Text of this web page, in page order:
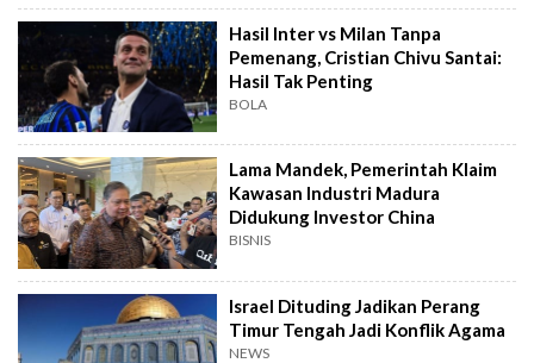
Hasil Inter vs Milan Tanpa
Pemenang, Cristian Chivu Santai:
Hasil Tak Penting
BOLA
Lama Mandek, Pemerintah Klaim
Kawasan Industri Madura
Didukung Investor China
BISNIS
Israel Dituding Jadikan Perang
Timur Tengah Jadi Konflik Agama
NEWS